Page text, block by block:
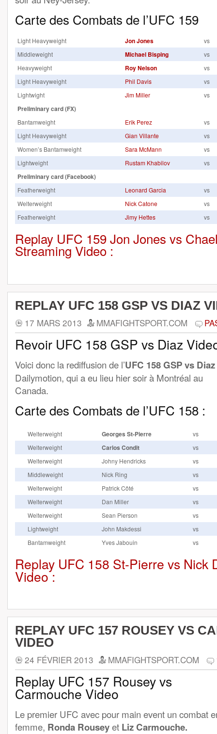
Carte des Combats de l’UFC 159
Light Heavyweight Jon Jones
vs
Middleweight
Michael Bisping
vs
Heavyweight
Roy Nelson
vs
Light Heavyweight
Phil Davis
vs
Lightwight
Jim Miller vs
Preliminary card (FX)
Bantamweight Erik Perez
vs
Light Heavyweight
Gian Villante
vs
Women’s Bantamweight
Sara McMann
vs
Lightweight
Rustam Khabilov vs
Preliminary card (Facebook)
Featherweight Leonard Garcia
vs
Welterweight
Nick Catone
vs
Featherweight
Jimy Hettes vs
Replay UFC 159 Jon Jones vs
Streaming Video :
REPLAY UFC 158 GSP VS DIAZ
17 MARS 2013 MMAFIGHTSPORT.COM
Revoir UFC 158 GSP vs Diaz
Voici donc la rediffusion de l’UFC 158 GSP vs Diaz
Dailymotion, qui a eu lieu hier soir à Montréal au
Canada.
Carte des Combats de l’UFC 158 :
Welterweight Georges St-Pierre
vs
Welterweight
Carlos Condit
vs
Welterweight
Johny Hendricks
vs
Middleweight
Nick Ring
vs
Welterweight
Patrick Côté
vs
Welterweight
Dan Miller
vs
Welterweight
Sean Pierson
vs
Lightweight
John Makdessi
vs
Bantamweight
Yves Jabouin vs
Replay UFC 158 St-Pierre vs Nick
Video :
REPLAY UFC 157 ROUSEY VS
VIDEO
24 FÉVRIER 2013 MMAFIGHTSPORT.COM
Replay UFC 157 Rousey vs
Carmouche Video
Le premier UFC avec pour main event un combat
femme, Ronda Rouseyet Liz Carmouche.